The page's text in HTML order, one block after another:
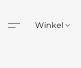
Winkel